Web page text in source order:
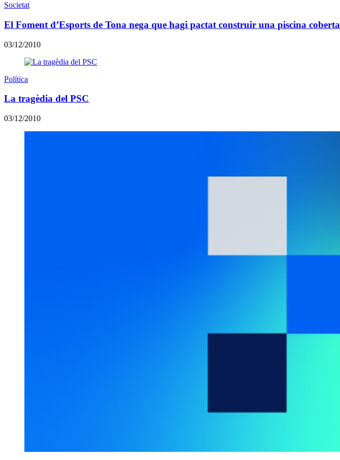
Societat
El Foment d’Esports de Tona nega que hagi pactat construir una piscina coberta
03/12/2010
Política
La tragèdia del PSC
03/12/2010